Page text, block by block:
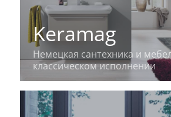
Keramag
Немецкая сантехника и
классическом исполнении